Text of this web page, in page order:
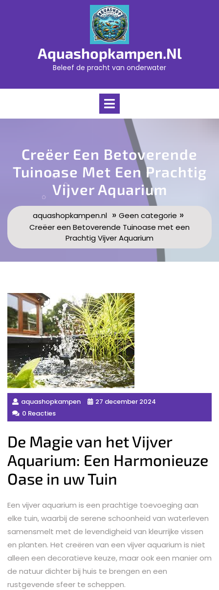
Aquashopkampen.nl
Beleef de pracht van onderwater
Open
Creëer Een Betoverende
Tuinoase Met Een Prachtig
Vijver Aquarium
aquashopkampen.nl » Geen categorie »
Creëer een Betoverende Tuinoase met een
Prachtig Vijver Aquarium
aquashopkampen
27 december 2024
0 Reacties
De Magie van het Vijver
Aquarium: Een Harmonieuze
Oase in uw Tuin
Een vijver aquarium is een prachtige toevoeging aan
elke tuin, waarbij de serene schoonheid van waterleven
samensmelt met de levendigheid van kleurrijke vissen
en planten. Het creëren van een vijver aquarium is niet
alleen een decoratieve keuze, maar ook een manier om
de natuur dichter bij huis te brengen en een
rustgevende sfeer te scheppen.